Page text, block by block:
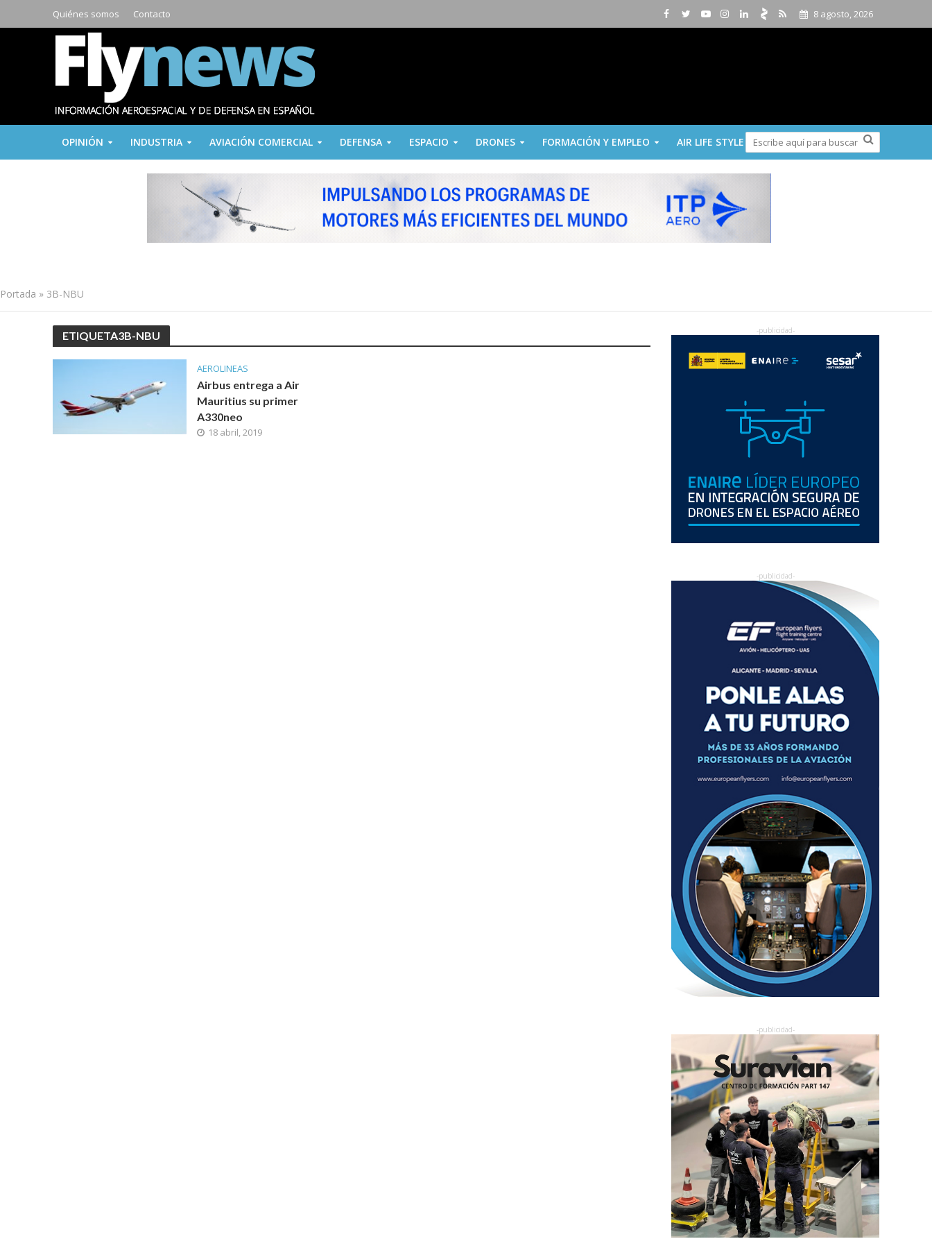
Quiénes somos Contacto 8 agosto, 2026
OPINIÓN INDUSTRIA AVIACIÓN COMERCIAL DEFENSA ESPACIO DRONES FORMACIÓN Y EMPLEO AIR LIFE STYLE
Portada » 3B-NBU
ETIQUETA3B-NBU
AEROLINEAS
Airbus entrega a Air
Mauritius su primer
A330neo
18 abril, 2019